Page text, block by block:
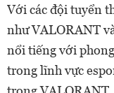
Với các đội tuyển
như VALORANT
nổi tiếng với
trong lĩnh vực